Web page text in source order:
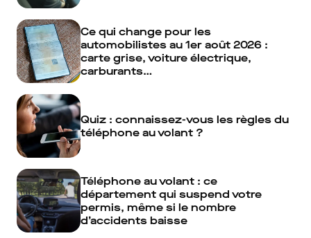
Ce qui change pour les
automobilistes au 1er août 2026 :
carte grise, voiture électrique,
carburants…
Quiz : connaissez-vous les règles du
téléphone au volant ?
Téléphone au volant : ce
département qui suspend votre
permis, même si le nombre
d’accidents baisse